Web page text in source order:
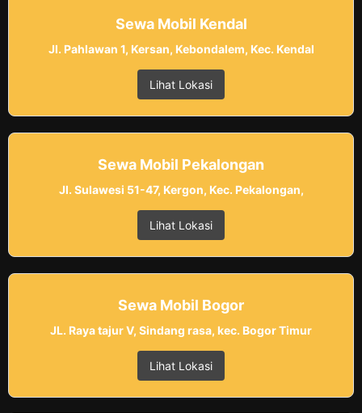
Sewa Mobil Kendal
Jl. Pahlawan 1, Kersan, Kebondalem, Kec. Kendal
Lihat Lokasi
Sewa Mobil Pekalongan
Jl. Sulawesi 51-47, Kergon, Kec. Pekalongan,
Lihat Lokasi
Sewa Mobil Bogor
JL. Raya tajur V, Sindang rasa, kec. Bogor Timur
Lihat Lokasi